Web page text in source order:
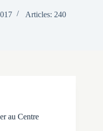
Articles: 240
au Centre